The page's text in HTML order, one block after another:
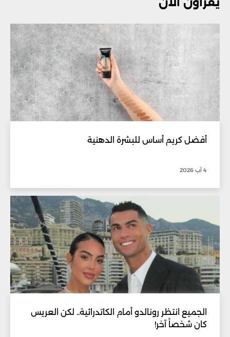
أفضل كريم أساس للبشرة الدهنية
4 آب 2026
الجميع انتظر رونالدو أمام الكاتدرائية.. لكن العريس
كان شخصاً آخر!